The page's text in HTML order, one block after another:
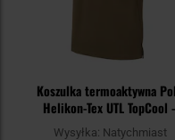
Koszulka termoaktywna
Helikon-Tex UTL TopCool
Coyote
Wysyłka: Natychmiast